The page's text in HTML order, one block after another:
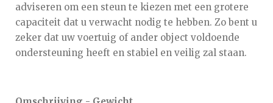
adviseren om een steun te kiezen met een grotere
capaciteit dat u verwacht nodig te hebben. Zo bent u
zeker dat uw voertuig of ander object voldoende
ondersteuning heeft en stabiel en veilig zal staan.